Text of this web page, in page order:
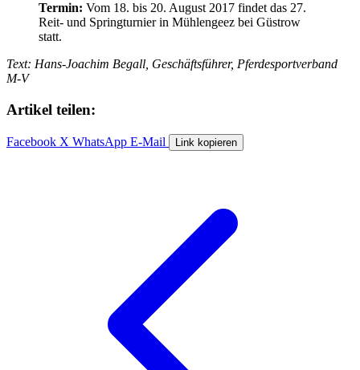
Termin: Vom 18. bis 20. August 2017 findet das 27.
Reit- und Springturnier in Mühlengeez bei Güstrow
statt.
Text: Hans-Joachim Begall, Geschäftsführer, Pferdesportverband
M-V
Artikel teilen:
Facebook X WhatsApp E-Mail Link kopieren